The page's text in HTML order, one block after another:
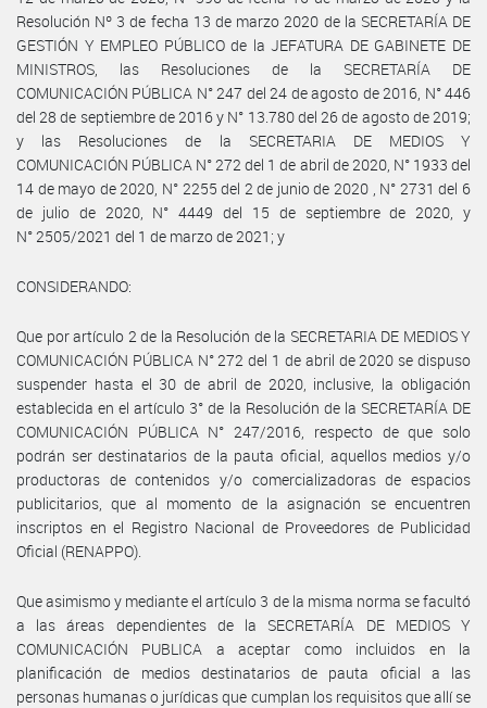
Resolución Nº 3 de fecha 13 de marzo 2020 de la SECRETARÍA DE
GESTIÓN Y EMPLEO PÚBLICO de la JEFATURA DE GABINETE DE
MINISTROS, las Resoluciones de la SECRETARÍA DE
COMUNICACIÓN PÚBLICA N° 247 del 24 de agosto de 2016, N° 446
del 28 de septiembre de 2016 y N° 13.780 del 26 de agosto de 2019;
y las Resoluciones de la SECRETARIA DE MEDIOS Y
COMUNICACIÓN PÚBLICA N° 272 del 1 de abril de 2020, N° 1933 del
14 de mayo de 2020, N° 2255 del 2 de junio de 2020 , N° 2731 del 6
de julio de 2020, N° 4449 del 15 de septiembre de 2020, y
N° 2505/2021 del 1 de marzo de 2021; y
CONSIDERANDO:
Que por artículo 2 de la Resolución de la SECRETARIA DE MEDIOS Y
COMUNICACIÓN PÚBLICA N° 272 del 1 de abril de 2020 se dispuso
suspender hasta el 30 de abril de 2020, inclusive, la obligación
establecida en el artículo 3° de la Resolución de la SECRETARÍA DE
COMUNICACIÓN PÚBLICA N° 247/2016, respecto de que solo
podrán ser destinatarios de la pauta oficial, aquellos medios y/o
productoras de contenidos y/o comercializadoras de espacios
publicitarios, que al momento de la asignación se encuentren
inscriptos en el Registro Nacional de Proveedores de Publicidad
Oficial (RENAPPO).
Que asimismo y mediante el artículo 3 de la misma norma se facultó
a las áreas dependientes de la SECRETARÍA DE MEDIOS Y
COMUNICACIÓN PUBLICA a aceptar como incluidos en la
planificación de medios destinatarios de pauta oficial a las
personas humanas o jurídicas que cumplan los requisitos que allí se